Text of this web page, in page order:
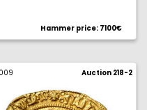
and attractive -
4th quarters. Napolitan
rare. Almost
Hammer price: 7100€
Auction 218-2